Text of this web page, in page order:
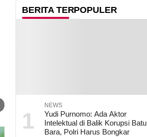
BERITA TERPOPULER
1
NEWS
Yudi Purnomo: Ada Aktor
Intelektual di Balik Korupsi Batu
Bara, Polri Harus Bongkar